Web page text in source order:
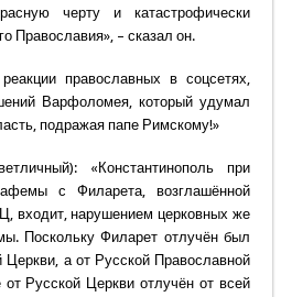
черту и катастрофически
Православия», – сказал он.
православных в соцсетях,
Варфоломея, который удумал
подражая папе Римскому!»
«Константинополь при
с Филарета, возглашённой
входит, нарушением церковных же
Поскольку Филарет отлучён был
Церкви, а от Русской Православной
от Русской Церкви отлучён от всей